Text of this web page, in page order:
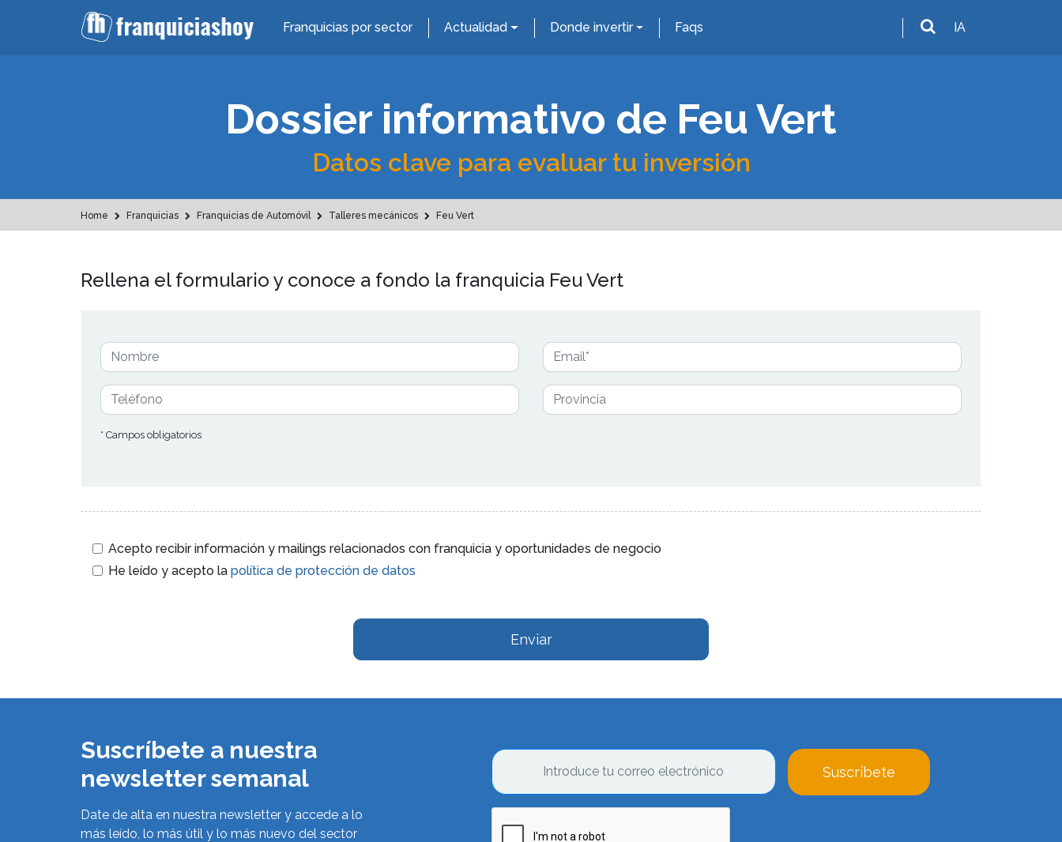
Franquicias por sector Actualidad Donde invertir Faqs IA
Dossier informativo de Feu Vert
Datos clave para evaluar tu inversión
Home Franquicias Franquicias de Automóvil Talleres mecánicos Feu Vert
Rellena el formulario y conoce a fondo la franquicia Feu Vert
* Campos obligatorios
Acepto recibir información y mailings relacionados con franquicia y oportunidades de negocio
He leído y acepto la política de protección de datos
Enviar
Suscríbete a nuestra
newsletter semanal
Date de alta en nuestra newsletter y accede a lo
más leído, lo más útil y lo más nuevo del sector
Suscríbete